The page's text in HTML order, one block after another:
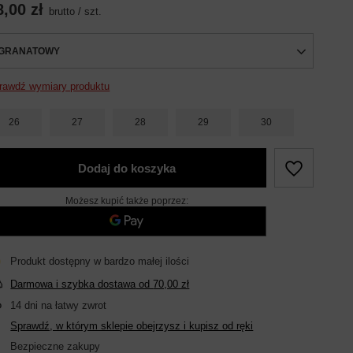
zł brutto /szt.
wymiary produktu
26 27 28 29 30
Dodaj do koszyka
Możesz kupić także poprzez:
Produkt dostępny w bardzo małej ilości
Darmowa i szybka dostawa od70,00 zł
14 dni na łatwy zwrot
Sprawdź, w którym sklepie obejrzysz i kupisz od ręki
Bezpieczne zakupy